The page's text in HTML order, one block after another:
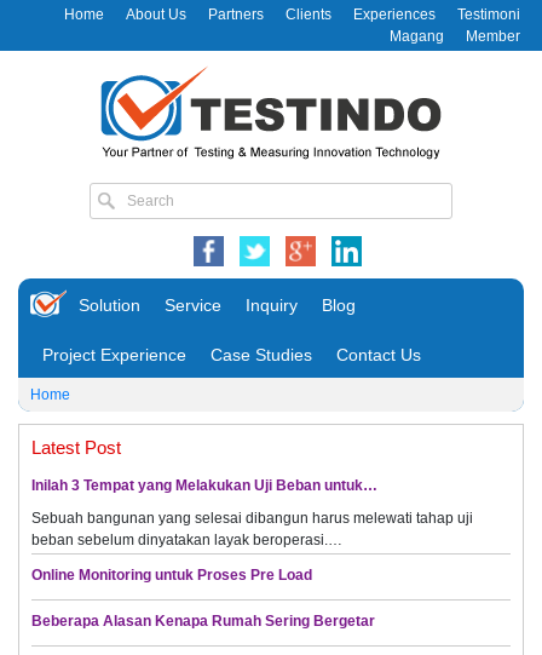
Home About Us Partners Clients Experiences
Testimoni
Magang
Member
Solution Service Inquiry Blog
Project Experience Case Studies Contact Us
Home
Latest Post
Inilah 3 Tempat yang Melakukan Uji Beban untuk…
Sebuah bangunan yang selesai dibangun harus melewati tahap uji
beban sebelum dinyatakan layak beroperasi.…
Online Monitoring untuk Proses Pre Load
Beberapa Alasan Kenapa Rumah Sering Bergetar